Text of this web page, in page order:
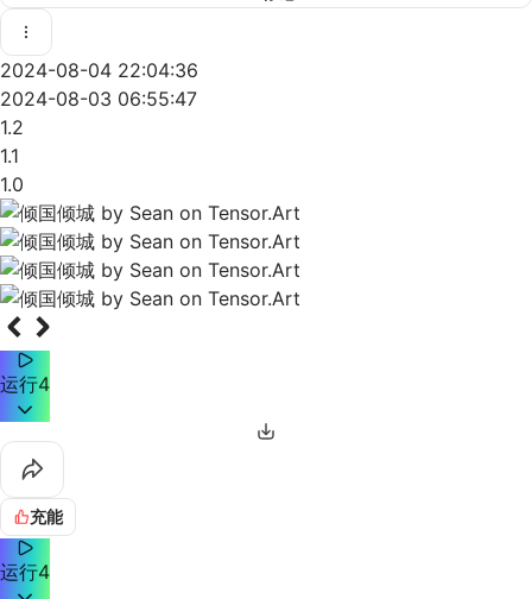
2024-08-04 22:04:36
2024-08-03 06:55:47
1.2
1.1
1.0
运行4
充能
运行4